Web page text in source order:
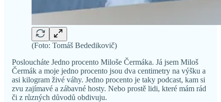
(Foto: Tomáš Bededikovič)
Posloucháte Jedno procento Miloše Čermáka. Já jsem Miloš
Čermák a moje jedno procento jsou dva centimetry na výšku a
asi kilogram živé váhy. Jedno procento je taky podcast, kam si
zvu zajímavé a zábavné hosty. Nebo prostě lidi, které mám rád
či z různých důvodů obdivuju.